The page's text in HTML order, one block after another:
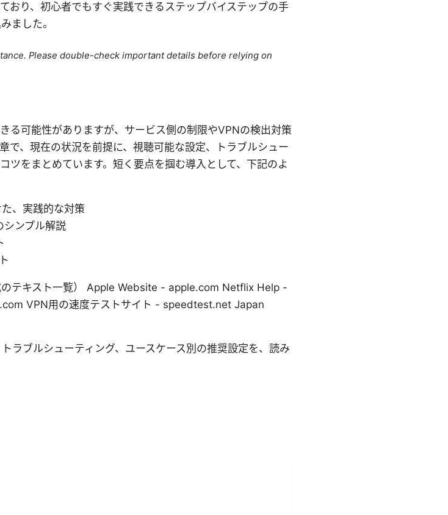
おり、初心者でもすぐ実践できるステップバイステップの手
ました。
Please double-check important details before relying on
可能性がありますが、サービス側の制限やVPNの検出対策
で、現在の状況を前提に、視聴可能な設定、トラブルシュー
ツをまとめています。短く要点を掴む導入として、下記のよ
た、実践的な対策
ンプル解説
のテキスト一覧） Apple Website - apple.com Netflix Help -
VPN用の速度テストサイト - speedtest.net Japan
ラブルシューティング、ユースケース別の推奨設定を、読み